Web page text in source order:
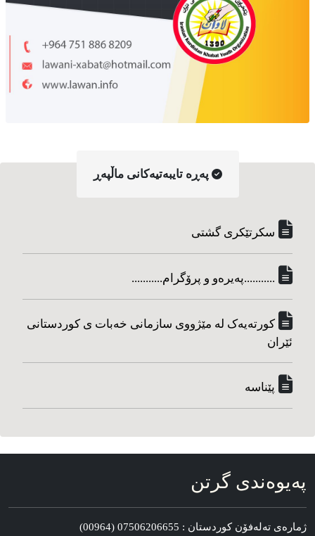
په‌ڕه‌ تایبه‌تیه‌کانی ماڵپه‌ڕ
سکرتێکری گشتی
...........په‌یره‌و و پرۆگرام...........
کورته‌یه‌ک له مێژووی سازمانی خه‌بات ی کوردستانی
ئێران
پێناسه‌
په‌یوه‌ندی گرتن
ژماره‌ی ته‌له‌فۆن کوردستان : 07506206655 (00964)